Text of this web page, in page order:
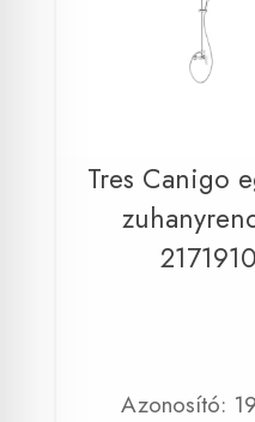
Tres Canigo
Azonosító: